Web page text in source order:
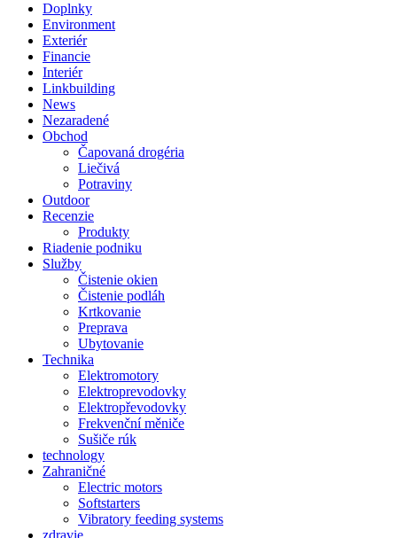
Doplnky
Environment
Exteriér
Financie
Interiér
Linkbuilding
News
Nezaradené
Obchod
Čapovaná drogéria
Liečivá
Potraviny
Outdoor
Recenzie
Produkty
Riadenie podniku
Služby
Čistenie okien
Čistenie podláh
Krtkovanie
Preprava
Ubytovanie
Technika
Elektromotory
Elektroprevodovky
Elektropřevodovky
Frekvenční měniče
Sušiče rúk
technology
Zahraničné
Electric motors
Softstarters
Vibratory feeding systems